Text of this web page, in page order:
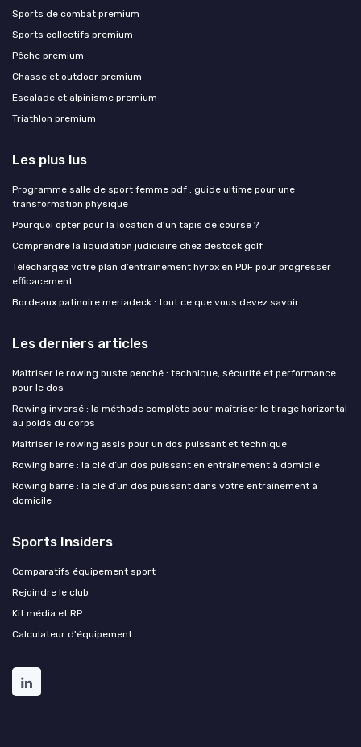
Sports de combat premium
Sports collectifs premium
Pêche premium
Chasse et outdoor premium
Escalade et alpinisme premium
Triathlon premium
Les plus lus
Programme salle de sport femme pdf : guide ultime pour une
transformation physique
Pourquoi opter pour la location d'un tapis de course ?
Comprendre la liquidation judiciaire chez destock golf
Téléchargez votre plan d’entraînement hyrox en PDF pour progresser
efficacement
Bordeaux patinoire meriadeck : tout ce que vous devez savoir
Les derniers articles
Maîtriser le rowing buste penché : technique, sécurité et performance
pour le dos
Rowing inversé : la méthode complète pour maîtriser le tirage horizontal
au poids du corps
Maîtriser le rowing assis pour un dos puissant et technique
Rowing barre : la clé d’un dos puissant en entraînement à domicile
Rowing barre : la clé d’un dos puissant dans votre entraînement à
domicile
Sports Insiders
Comparatifs équipement sport
Rejoindre le club
Kit média et RP
Calculateur d'équipement